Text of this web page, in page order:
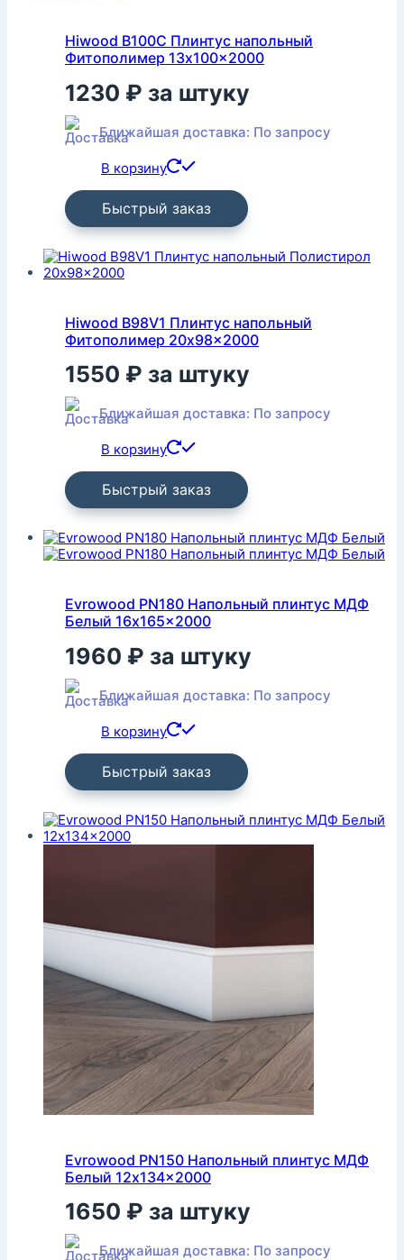
Hiwood B100C Плинтус напольный
Фитополимер 13x100x2000
1230 ₽ за штуку
Ближайшая доставка: По запросу
В корзину
Быстрый заказ
Hiwood B98V1 Плинтус напольный
Фитополимер 20x98x2000
1550 ₽ за штуку
Ближайшая доставка: По запросу
В корзину
Быстрый заказ
Evrowood PN180 Напольный плинтус МДФ
Белый 16x165x2000
1960 ₽ за штуку
Ближайшая доставка: По запросу
В корзину
Быстрый заказ
Evrowood PN150 Напольный плинтус МДФ
Белый 12x134x2000
1650 ₽ за штуку
Ближайшая доставка: По запросу